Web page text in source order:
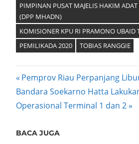
PIMPINAN PUSAT MAJELIS HAKIM
(DPP MHADN)
KOMISIONER KPU RI PRAMONO UBAID
PEMILIKADA 2020
TOBIAS RANGGIE
Post
navigation
Previous
Post:
Pemprov Riau Perpanjang
Next
Post:
Bandara Soekarno Hatta
Operasional Terminal 1 dan 2
BACA JUGA